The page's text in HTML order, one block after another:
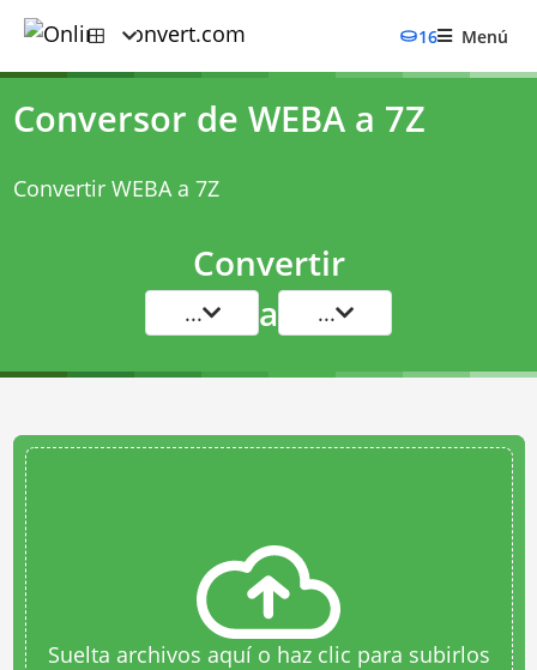
16 Menú
Conversor de WEBA a 7Z
Convertir WEBA a 7Z
Convertir
... a ...
Suelta archivos aquí o haz clic para subirlos